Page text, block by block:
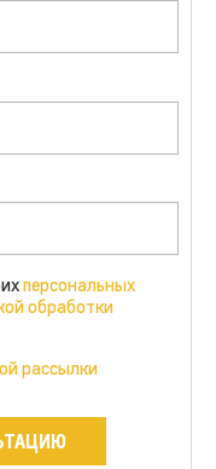
персональных
обработки
рассылки